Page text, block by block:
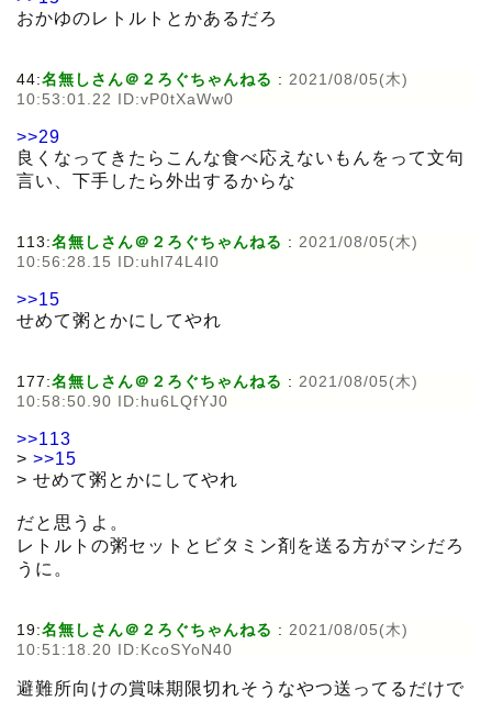
おかゆのレトルトとかあるだろ
44:名無しさん＠２ろぐちゃんねる : 2021/08/05(木)
10:53:01.22 ID:vP0tXaWw0
>>29
良くなってきたらこんな食べ応えないもんをって文句
言い、下手したら外出するからな
113:名無しさん＠２ろぐちゃんねる : 2021/08/05(木)
10:56:28.15 ID:uhl74L4I0
>>15
せめて粥とかにしてやれ
177:名無しさん＠２ろぐちゃんねる : 2021/08/05(木)
10:58:50.90 ID:hu6LQfYJ0
>>113
> >>15
> せめて粥とかにしてやれ
だと思うよ。
レトルトの粥セットとビタミン剤を送る方がマシだろ
うに。
19:名無しさん＠２ろぐちゃんねる : 2021/08/05(木)
10:51:18.20 ID:KcoSYoN40
避難所向けの賞味期限切れそうなやつ送ってるだけで